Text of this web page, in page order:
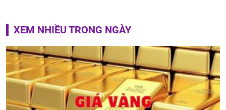
XEM NHIỀU TRONG NGÀY